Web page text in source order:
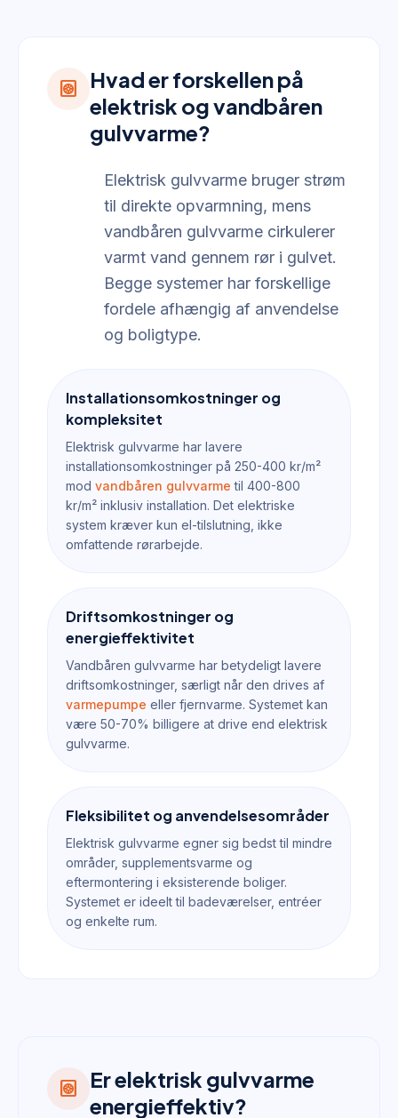
heat_pump
Hvad er forskellen på
elektrisk og vandbåren
gulvvarme?
Elektrisk gulvvarme bruger strøm
til direkte opvarmning, mens
vandbåren gulvvarme cirkulerer
varmt vand gennem rør i gulvet.
Begge systemer har forskellige
fordele afhængig af anvendelse
og boligtype.
Installationsomkostninger og
kompleksitet
Elektrisk gulvvarme har lavere
installationsomkostninger på 250-400 kr/m²
mod vandbåren gulvvarme til 400-800
kr/m² inklusiv installation. Det elektriske
system kræver kun el-tilslutning, ikke
omfattende rørarbejde.
Driftsomkostninger og
energieffektivitet
Vandbåren gulvvarme har betydeligt lavere
driftsomkostninger, særligt når den drives af
varmepumpe eller fjernvarme. Systemet kan
være 50-70% billigere at drive end elektrisk
gulvvarme.
Fleksibilitet og anvendelsesområder
Elektrisk gulvvarme egner sig bedst til mindre
områder, supplementsvarme og
eftermontering i eksisterende boliger.
Systemet er ideelt til badeværelser, entréer
og enkelte rum.
heat_pump
Er elektrisk gulvvarme
energieffektiv?